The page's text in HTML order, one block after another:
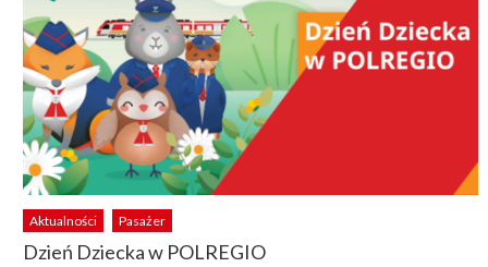
Aktualności Pasażer
Dzień Dziecka w POLREGIO